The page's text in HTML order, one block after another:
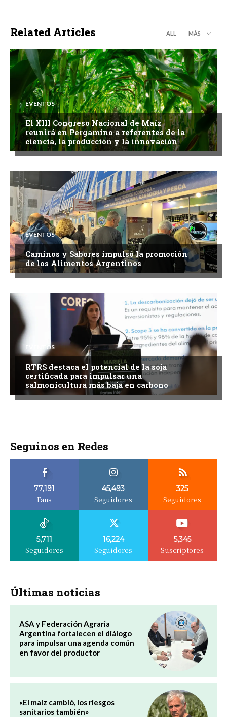
Related Articles ALL MÁS
EVENTOS
El XIII Congreso Nacional de Maíz
reunirá en Pergamino a referentes de la
ciencia, la producción y la innovación
EVENTOS
Caminos y Sabores impulsó la promoción
de los Alimentos Argentinos
EVENTOS
RTRS destaca el potencial de la soja
certificada para impulsar una
salmonicultura más baja en carbono
Seguinos en Redes
77,191
Fans
45,493
Seguidores
325
Seguidores
5,711
Seguidores
16,224
Seguidores
5,345
Suscriptores
Últimas noticias
ASA y Federación Agraria
Argentina fortalecen el diálogo
para impulsar una agenda común
en favor del productor
«El maíz cambió, los riesgos
sanitarios también»